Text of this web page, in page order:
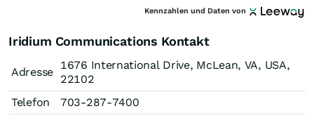
Kennzahlen und Daten von
Iridium Communications Kontakt
Adresse
1676 International Drive, McLean, VA, USA,
22102
Telefon
703-287-7400